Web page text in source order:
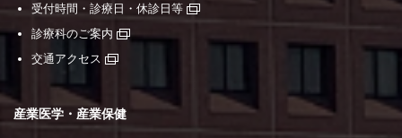
受付時間・診療日・休診日等
診療科のご案内
交通アクセス
産業医学・産業保健